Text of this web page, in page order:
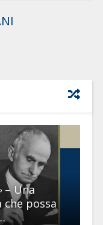
– Una
possa